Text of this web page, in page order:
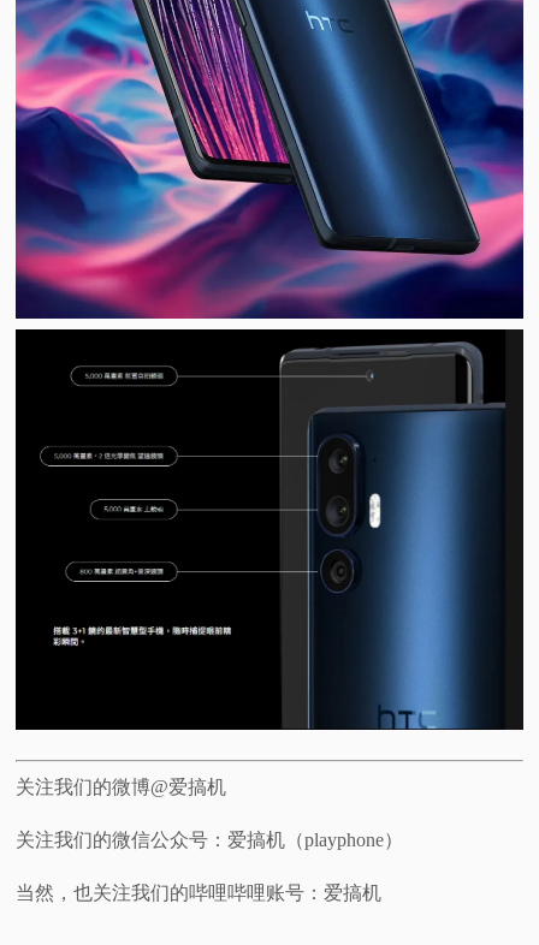
关注我们的微博@爱搞机
关注我们的微信公众号：爱搞机（playphone）
当然，也关注我们的哔哩哔哩账号：爱搞机